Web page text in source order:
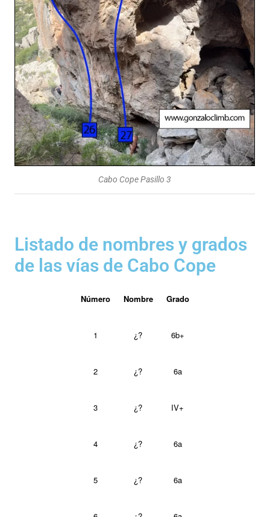
Cabo Cope Pasillo 3
Listado de nombres y grados
de las vías de Cabo Cope
Número Nombre Grado
1 ¿? 6b+
2 ¿? 6a
3 ¿? IV+
4 ¿? 6a
5 ¿? 6a